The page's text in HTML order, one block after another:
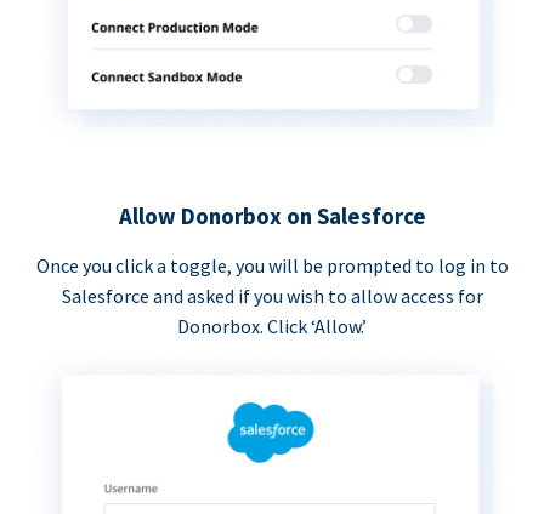
Allow Donorbox on Salesforce
Once you click a toggle, you will be prompted to log in to
Salesforce and asked if you wish to allow access for
Donorbox. Click ‘Allow.’